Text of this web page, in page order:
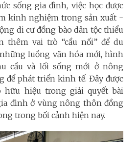
sống gia đình, việc học được
kinh nghiệm trong sản xuất -
di cư đồng bào dân tộc thiểu
thêm vai trò “cầu nối” để du
luồng văn hóa mới, hình
cầu và lối sống mới ở nông
để phát triển kinh tế. Đây được
hữu hiệu trong giải quyết bài
đình ở vùng nông thôn đồng
trong bối cảnh hiện nay.